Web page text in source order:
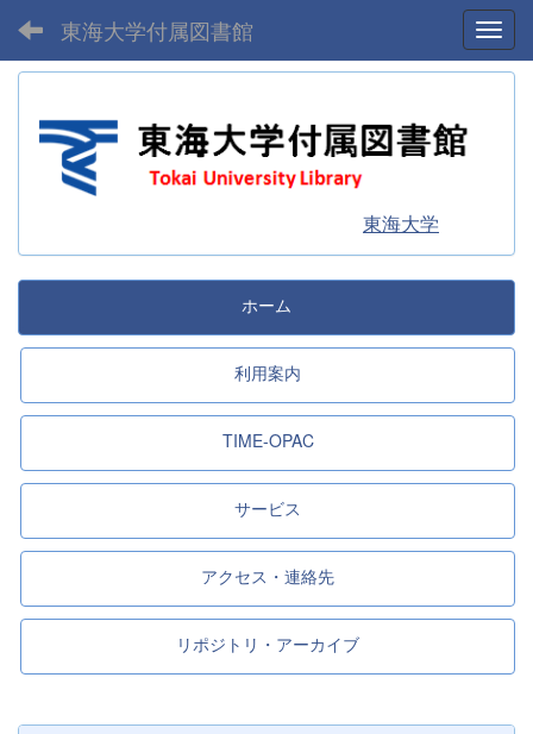
東海大学付属図書館
東海大学
ホーム
利用案内
TIME-OPAC
サービス
アクセス・連絡先
リポジトリ・アーカイブ